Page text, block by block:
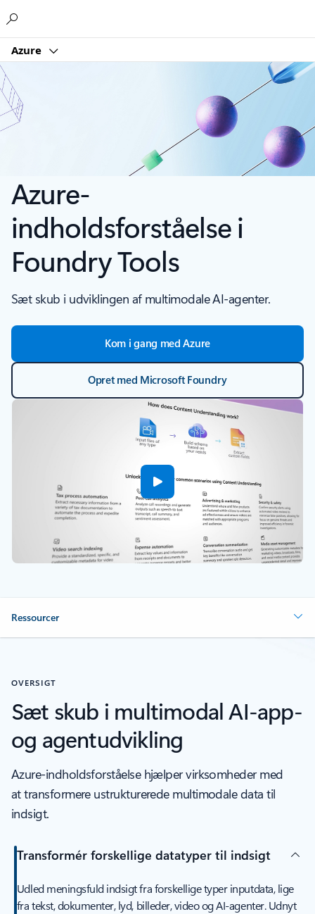
Azure
Azure-
indholdsforståelse i
Foundry Tools
Sæt skub i udviklingen af multimodale AI-agenter.
Kom i gang med Azure
Opret med Microsoft Foundry
Ressourcer
OVERSIGT
Sæt skub i multimodal AI-app-
og agentudvikling
Azure-indholdsforståelse hjælper virksomheder med
at transformere ustrukturerede multimodale data til
indsigt.
Transformér forskellige datatyper til indsigt
Udled meningsfuld indsigt fra forskellige typer inputdata, lige
fra tekst, dokumenter, lyd, billeder, video og AI-agenter. Udnyt